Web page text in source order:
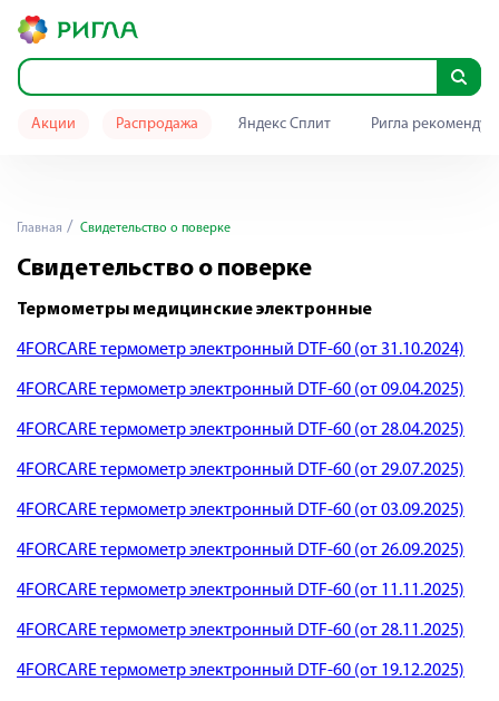
Акции Распродажа Яндекс Сплит Ригла
Главная Свидетельство о поверке
Свидетельство о поверке
Термометры медицинские электронные
4FORCARE термометр электронный DTF-60 (от 31.10.2024)
4FORCARE термометр электронный DTF-60 (от 09.04.2025)
4FORCARE термометр электронный DTF-60 (от 28.04.2025)
4FORCARE термометр электронный DTF-60 (от 29.07.2025)
4FORCARE термометр электронный DTF-60 (от 03.09.2025)
4FORCARE термометр электронный DTF-60 (от 26.09.2025)
4FORCARE термометр электронный DTF-60 (от 11.11.2025)
4FORCARE термометр электронный DTF-60 (от 28.11.2025)
4FORCARE термометр электронный DTF-60 (от 19.12.2025)